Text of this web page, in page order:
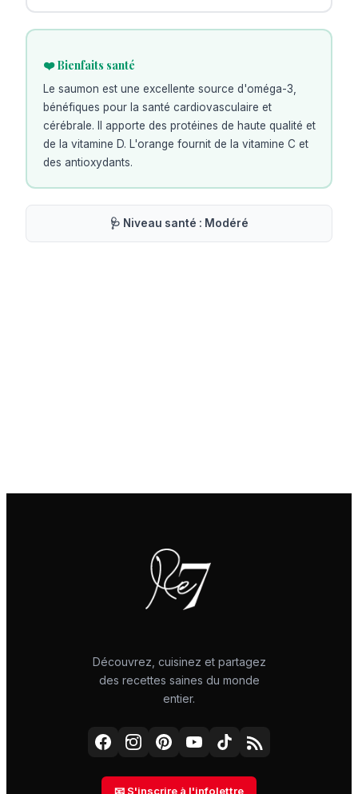
❤️ Bienfaits santé
Le saumon est une excellente source d'oméga-3,
bénéfiques pour la santé cardiovasculaire et
cérébrale. Il apporte des protéines de haute qualité et
de la vitamine D. L'orange fournit de la vitamine C et
des antioxydants.
🩺 Niveau santé : Modéré
Découvrez, cuisinez et partagez
des recettes saines du monde
entier.
📧 S'inscrire à l'infolettre